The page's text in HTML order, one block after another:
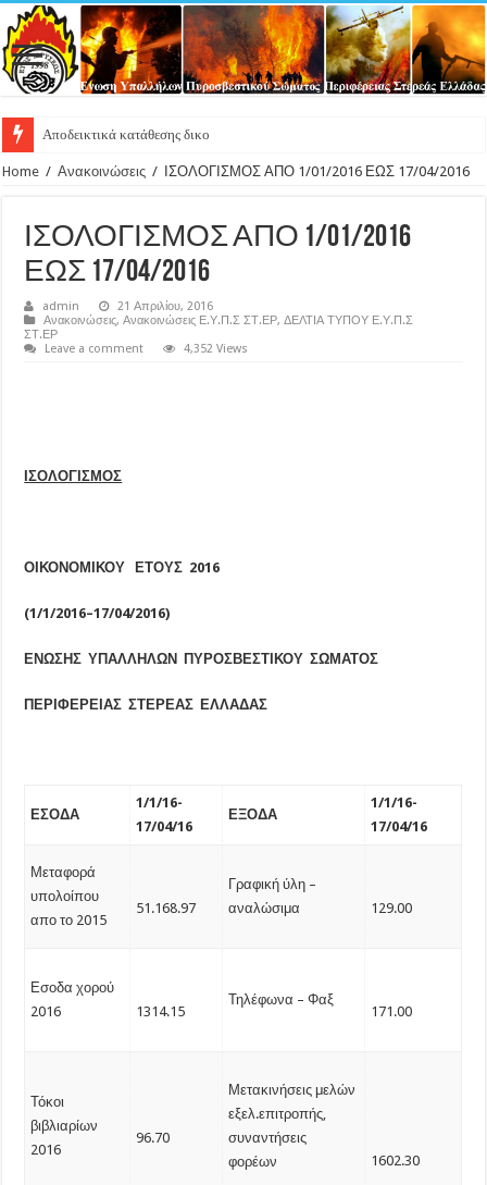
Home / Ανακοινώσεις / ΙΣΟΛΟΓΙΣΜΟΣ ΑΠΟ 1/01/2016 ΕΩΣ 17/04/2016
ΙΣΟΛΟΓΙΣΜΟΣ ΑΠΟ 1/01/2016
ΕΩΣ 17/04/2016
admin
21 Απριλίου, 2016
Ανακοινώσεις,Ανακοινώσεις Ε.Υ.Π.Σ ΣΤ.ΕΡ,ΔΕΛΤΙΑ ΤΥΠΟΥ Ε.Υ.Π.Σ
ΣΤ.ΕΡ
Leave a comment
4,352 Views
ΙΣΟΛΟΓΙΣΜΟΣ
ΟΙΚΟΝΟΜΙΚΟΥ ΕΤΟΥΣ 201 6
(1/1/201 6–17/04/201 6)
ΕΝΩΣΗΣ ΥΠΑΛΛΗΛΩΝ ΠΥΡΟΣΒΕΣΤΙΚΟΥ ΣΩΜΑΤΟΣ
ΠΕΡΙΦΕΡΕΙΑΣ ΣΤΕΡΕΑΣ ΕΛΛΑΔΑΣ
ΕΣΟΔΑ
1/1/16-
17/04/16
ΕΞΟΔΑ
1/1/16-
17/04/16
Μεταφορά
υπολοίπου
απο το 2015
51.168.97
Γραφική ύλη –
αναλώσιμα
129.00
Εσοδα χορού
2016
1314.15
Τηλέφωνα – Φαξ
171.00
Τόκοι
βιβλιαρίων
2016
96.70
Μετακινήσεις μελών
εξελ.επιτροπής,
συναντήσεις
φορέων
1602.30